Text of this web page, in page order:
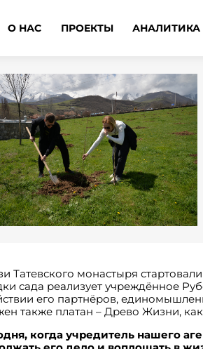
О НАС ПРОЕКТЫ АНАЛИТИКА
Татевского монастыря
сада реализует учреждённое
его партнёров,
также платан – Древо Жизни,
когда учредитель нашего